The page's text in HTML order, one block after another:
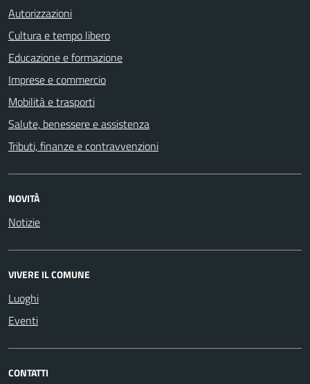
Autorizzazioni
Cultura e tempo libero
Educazione e formazione
Imprese e commercio
Mobilità e trasporti
Salute, benessere e assistenza
Tributi, finanze e contravvenzioni
NOVITÀ
Notizie
VIVERE IL COMUNE
Luoghi
Eventi
CONTATTI